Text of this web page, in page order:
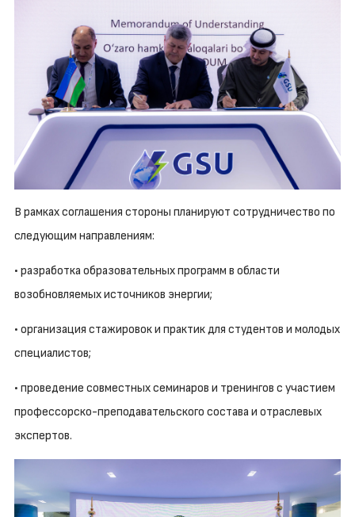
В рамках соглашения стороны планируют сотрудничество по
следующим направлениям:
• разработка образовательных программ в области
возобновляемых источников энергии;
• организация стажировок и практик для студентов и молодых
специалистов;
• проведение совместных семинаров и тренингов с участием
профессорско-преподавательского состава и отраслевых
экспертов.